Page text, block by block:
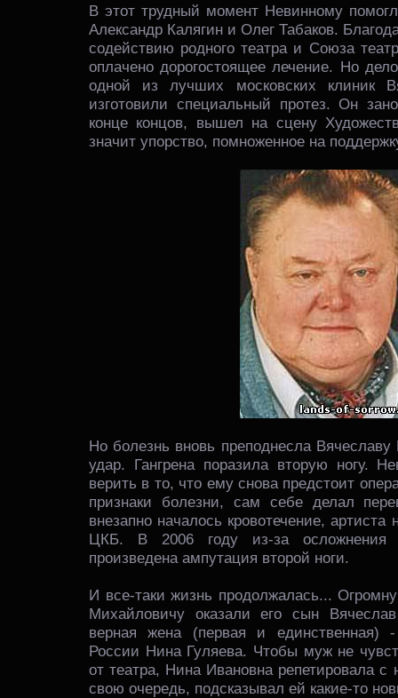
В этот трудный момент Невинному
Александр Калягин и Олег Табаков.
содействию родного театра и Союза
оплачено дорогостоящее лечение. Но
одной из лучших московских клиник
изготовили специальный протез. Он
конце концов, вышел на сцену
значит упорство, помноженное на
Но болезнь вновь преподнесла
удар. Гангрена поразила вторую ногу.
верить в то, что ему снова предстоит
признаки болезни, сам себе делал
внезапно началось кровотечение,
ЦКБ. В 2006 году из-за осложнения
произведена ампутация второй ноги.
И все-таки жизнь продолжалась...
Михайловичу оказали его сын
верная жена (первая и единственная) -
России Нина Гуляева. Чтобы муж не
от театра, Нина Ивановна репетировала
свою очередь, подсказывал ей какие-то